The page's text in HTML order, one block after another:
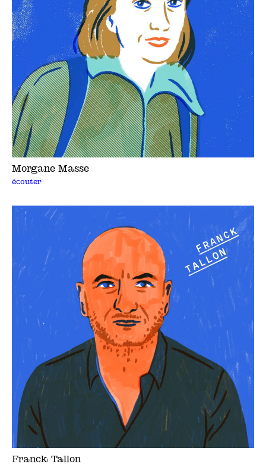
Morgane Masse
écouter
Franck Tallon